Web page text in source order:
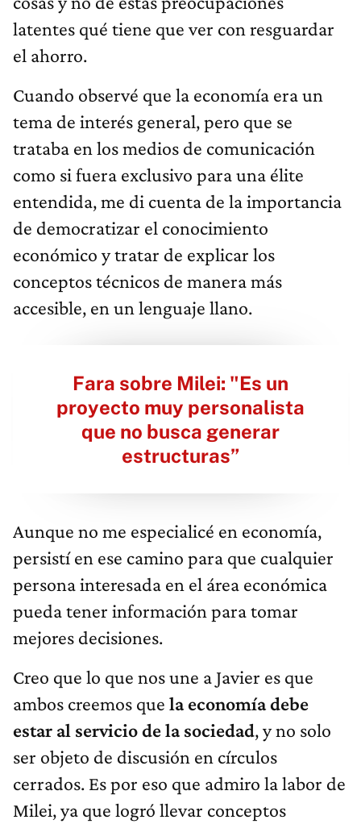
latentes qué tiene que ver con resguardar
el ahorro.
Cuando observé que la economía era un
tema de interés general, pero que se
trataba en los medios de comunicación
como si fuera exclusivo para una élite
entendida, me di cuenta de la importancia
de democratizar el conocimiento
económico y tratar de explicar los
conceptos técnicos de manera más
accesible, en un lenguaje llano.
Fara sobre Milei: "Es un
proyecto muy personalista
que no busca generar
estructuras”
Aunque no me especialicé en economía,
persistí en ese camino para que cualquier
persona interesada en el área económica
pueda tener información para tomar
mejores decisiones.
Creo que lo que nos une a Javier es que
ambos creemos que la economía debe
estar al servicio de la sociedad, y no solo
ser objeto de discusión en círculos
cerrados. Es por eso que admiro la labor de
Milei, ya que logró llevar conceptos